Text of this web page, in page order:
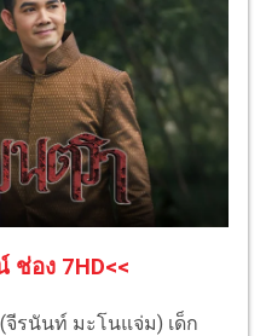
ช่อง 7HD<<
(จีรนันท์ มะโนแจ่ม) เด็ก